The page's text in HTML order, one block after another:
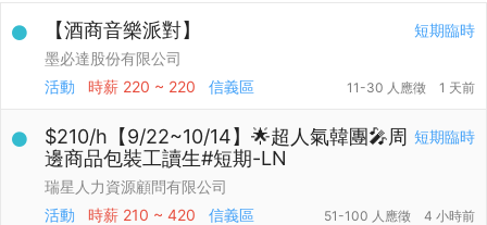
短期臨時
【酒商音樂派對】
墨必達股份有限公司
活動
時薪 220 ~ 220 信義區 11-30 人應徵 1 天前
短期臨時
$210/h【9/22~10/14】🌟超人氣韓團🎤周
邊商品包裝工讀生#短期-LN
瑞星人力資源顧問有限公司
活動
時薪 210 ~ 420 信義區 51-100 人應徵 4 小時前